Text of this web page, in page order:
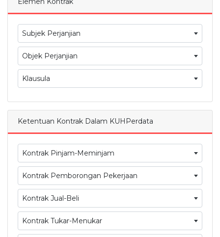
Subjek Perjanjian
Objek Perjanjian
Klausula
Ketentuan Kontrak Dalam KUHPerdata
Kontrak Pinjam-Meminjam
Kontrak Pemborongan Pekerjaan
Kontrak Jual-Beli
Kontrak Tukar-Menukar